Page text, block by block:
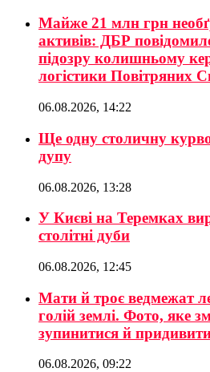
Майже 21 млн грн
активів: ДБР
підозру колишньому
логістики Повітряних
06.08.2026, 14:22
Ще одну столичну
дупу
06.08.2026, 13:28
У Києві на Теремках
столітні дуби
06.08.2026, 12:45
Мати й троє ведмежат
голій землі. Фото, яке
зупинитися й
06.08.2026, 09:22